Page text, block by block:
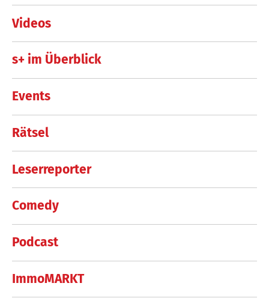
Videos
s+ im Überblick
Events
Rätsel
Leserreporter
Comedy
Podcast
ImmoMARKT